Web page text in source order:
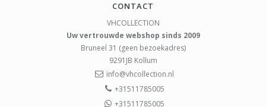
CONTACT
VHCOLLECTION
Uw vertrouwde webshop sinds 2009
Bruneel 31 (geen bezoekadres)
9291JB Kollum
info@vhcollection.nl
+31511785005
+31511785005